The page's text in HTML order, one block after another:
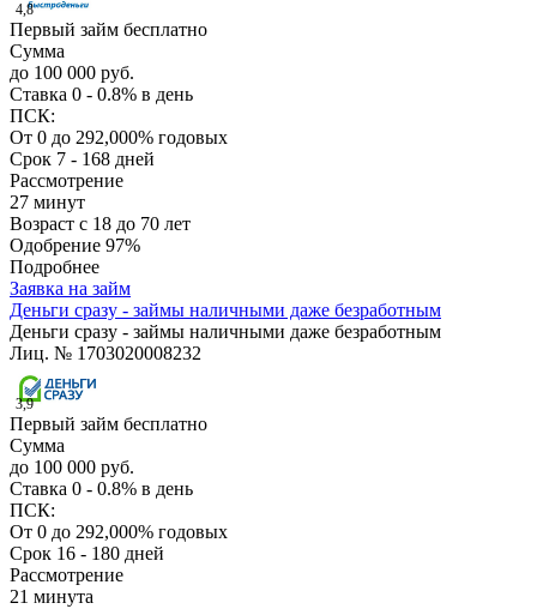
4,8
Первый займ бесплатно
Сумма
до 100 000 руб.
Ставка 0 - 0.8% в день
ПСК:
От 0 до 292,000% годовых
Срок 7 - 168 дней
Рассмотрение
27 минут
Возраст с 18 до 70 лет
Одобрение 97%
Подробнее
Заявка на займ
Деньги сразу - займы наличными даже безработным
Деньги сразу - займы наличными даже безработным
Лиц. № 1703020008232
3,9
Первый займ бесплатно
Сумма
до 100 000 руб.
Ставка 0 - 0.8% в день
ПСК:
От 0 до 292,000% годовых
Срок 16 - 180 дней
Рассмотрение
21 минута